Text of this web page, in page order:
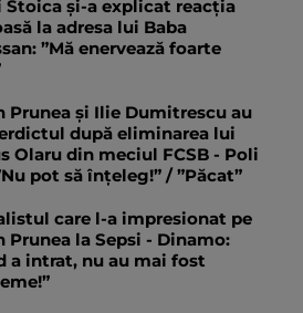
Stoica și-a explicat reacția
la adresa lui Baba
”Mă enervează foarte
Prunea și Ilie Dumitrescu au
după eliminarea lui
Olaru din meciul FCSB - Poli
pot să înțeleg!” / ”Păcat”
care l-a impresionat pe
Prunea la Sepsi - Dinamo:
a intrat, nu au mai fost